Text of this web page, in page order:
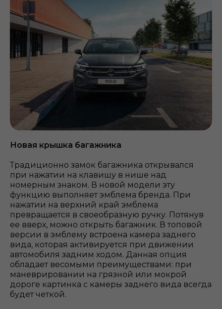
Новая крышка багажника
Традиционно замок багажника открывался
при нажатии на клавишу в нише над
номерным знаком. В новой модели эту
функцию выполняет эмблема бренда. При
нажатии на верхний край эмблема
превращается в своеобразную ручку. Потянув
ее вверх, можно открыть багажник. В топовой
версии в эмблему встроена камера заднего
вида, которая активируется при движении
автомобиля задним ходом. Данная опция
обладает весомыми преимуществами: при
маневрировании на грязной или мокрой
дороге картинка с камеры заднего вида всегда
будет четкой.